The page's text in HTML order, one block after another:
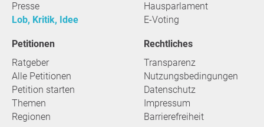
Presse
Lob, Kritik, Idee
Hausparlament
E-Voting
Petitionen
Ratgeber
Alle Petitionen
Petition starten
Themen
Regionen
Rechtliches
Transparenz
Nutzungsbedingungen
Datenschutz
Impressum
Barrierefreiheit